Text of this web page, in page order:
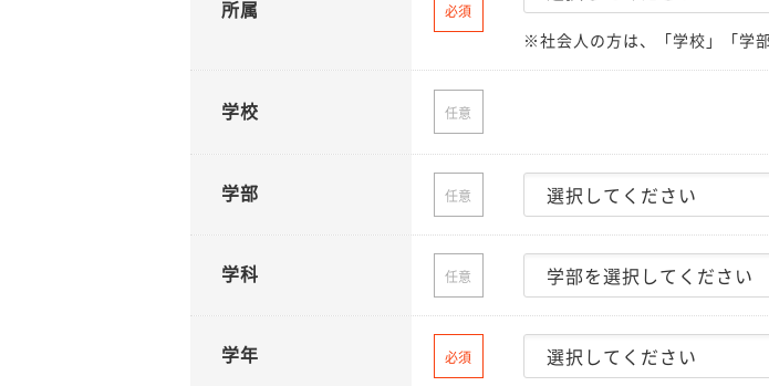
所属 必須
※社会人の方は、「学校」「学
学校 任意
学部 任意
学科 任意
学年 必須